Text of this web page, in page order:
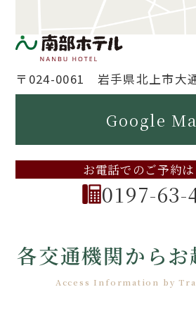
〒024-0061 岩手県北上市大
Google
お電話でのご予約
0197-63-
各交通機関から
Access Information by